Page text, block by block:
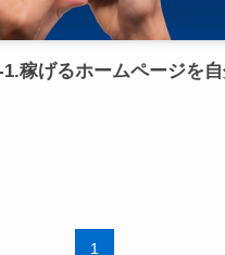
稼げるホームページを
1